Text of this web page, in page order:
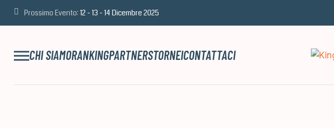
Prossimo Evento: 12 - 13 - 14 Dicembre 2025
CHI SIAMORANKINGPARTNERSTORNEICONTATTACI